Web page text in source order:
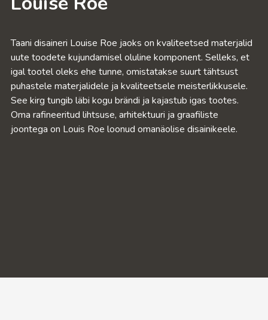
Taani disaineri Louise Roe jaoks on kvaliteetsed materjalid
uute toodete kujundamisel oluline komponent. Selleks, et
igal tootel oleks ehe tunne, omistatakse suurt tähtsust
puhastele materjalidele ja kvaliteetsele meisterlikkusele.
See kirg tungib läbi kogu brändi ja kajastub igas tootes.
Oma rafineeritud lihtsuse, arhitektuuri ja graafiliste
joontega on Louis Roe loonud omanäolise disainikeele.